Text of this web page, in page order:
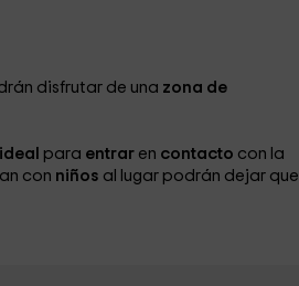
disfrutar de una zona de
para entrar en contacto con la
con niños al lugar podrán dejar que